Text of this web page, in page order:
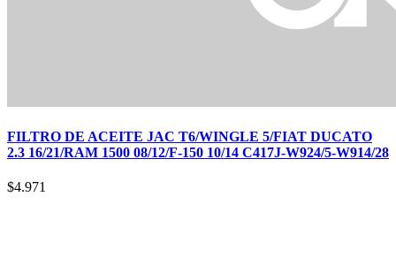
FILTRO DE ACEITE JAC T6/WINGLE 5/FIAT DUCATO
2.3 16/21/RAM 1500 08/12/F-150 10/14 C417J-W924/5-W914/28
$4.971